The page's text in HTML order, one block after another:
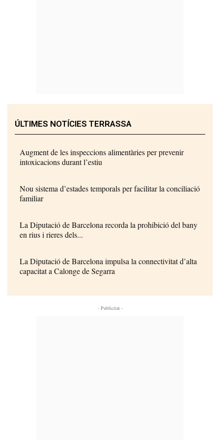
ÚLTIMES NOTÍCIES TERRASSA
Augment de les inspeccions alimentàries per prevenir
intoxicacions durant l’estiu
Nou sistema d’estades temporals per facilitar la conciliació
familiar
La Diputació de Barcelona recorda la prohibició del bany
en rius i rieres dels...
La Diputació de Barcelona impulsa la connectivitat d’alta
capacitat a Calonge de Segarra
- Publicitat -